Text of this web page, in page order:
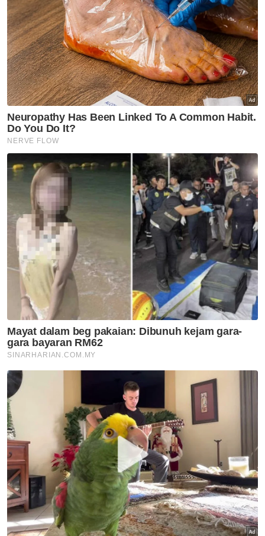
angka di Selangor iaitu 10.2 peratus (2022: 4.2
peratus), diikuti oleh Pahang 37.1 peratus
(2022: -1.0 peratus), Johor 13.2 peratus (2022:
15.9 peratus), dan Sarawak 8.3 peratus (2022:
4.0 peratus)," katanya.
Sementara itu, Mohd Uzir berkata, nilai KDNK
per kapita nasional pada tahun 2023 adalah
RM54,612.
"Bagi prestasi mengikut negeri, lima negeri
merekodkan nilai KDNK per kapita melebihi
paras nasional iaitu Kuala Lumpur
(RM131,038), Labuan (RM83,596), Pulau
Pinang (RM72,586), Sarawak (RM72,411) dan
Selangor (RM62,492)," katanya.
Mengenai prospek, beliau berkata, ekonomi
Malaysia bagi tahun 2024 berdasarkan
Indeks Pelopor dari Januari hingga April 2024
menunjukkan prestasi ekonomi akan
mengalami pertumbuhan berterusan dalam
tempoh terdekat disebabkan peningkatan
dalam semua komponen kecuali Import
Benar Semi Konduktor.
"Indikator lain seperti keyakinan pengguna,
pengeluaran perindustrian dan aliran eksport
juga telah menunjukkan daya tahan dan
potensi pertumbuhan.
"Faktor-faktor ini dijangka menyumbang
kepada trajektori yang stabil bagi ekonomi
Malaysia pada tahun akan datang," katanya.
Mohd Uzir berkata, pertumbuhan